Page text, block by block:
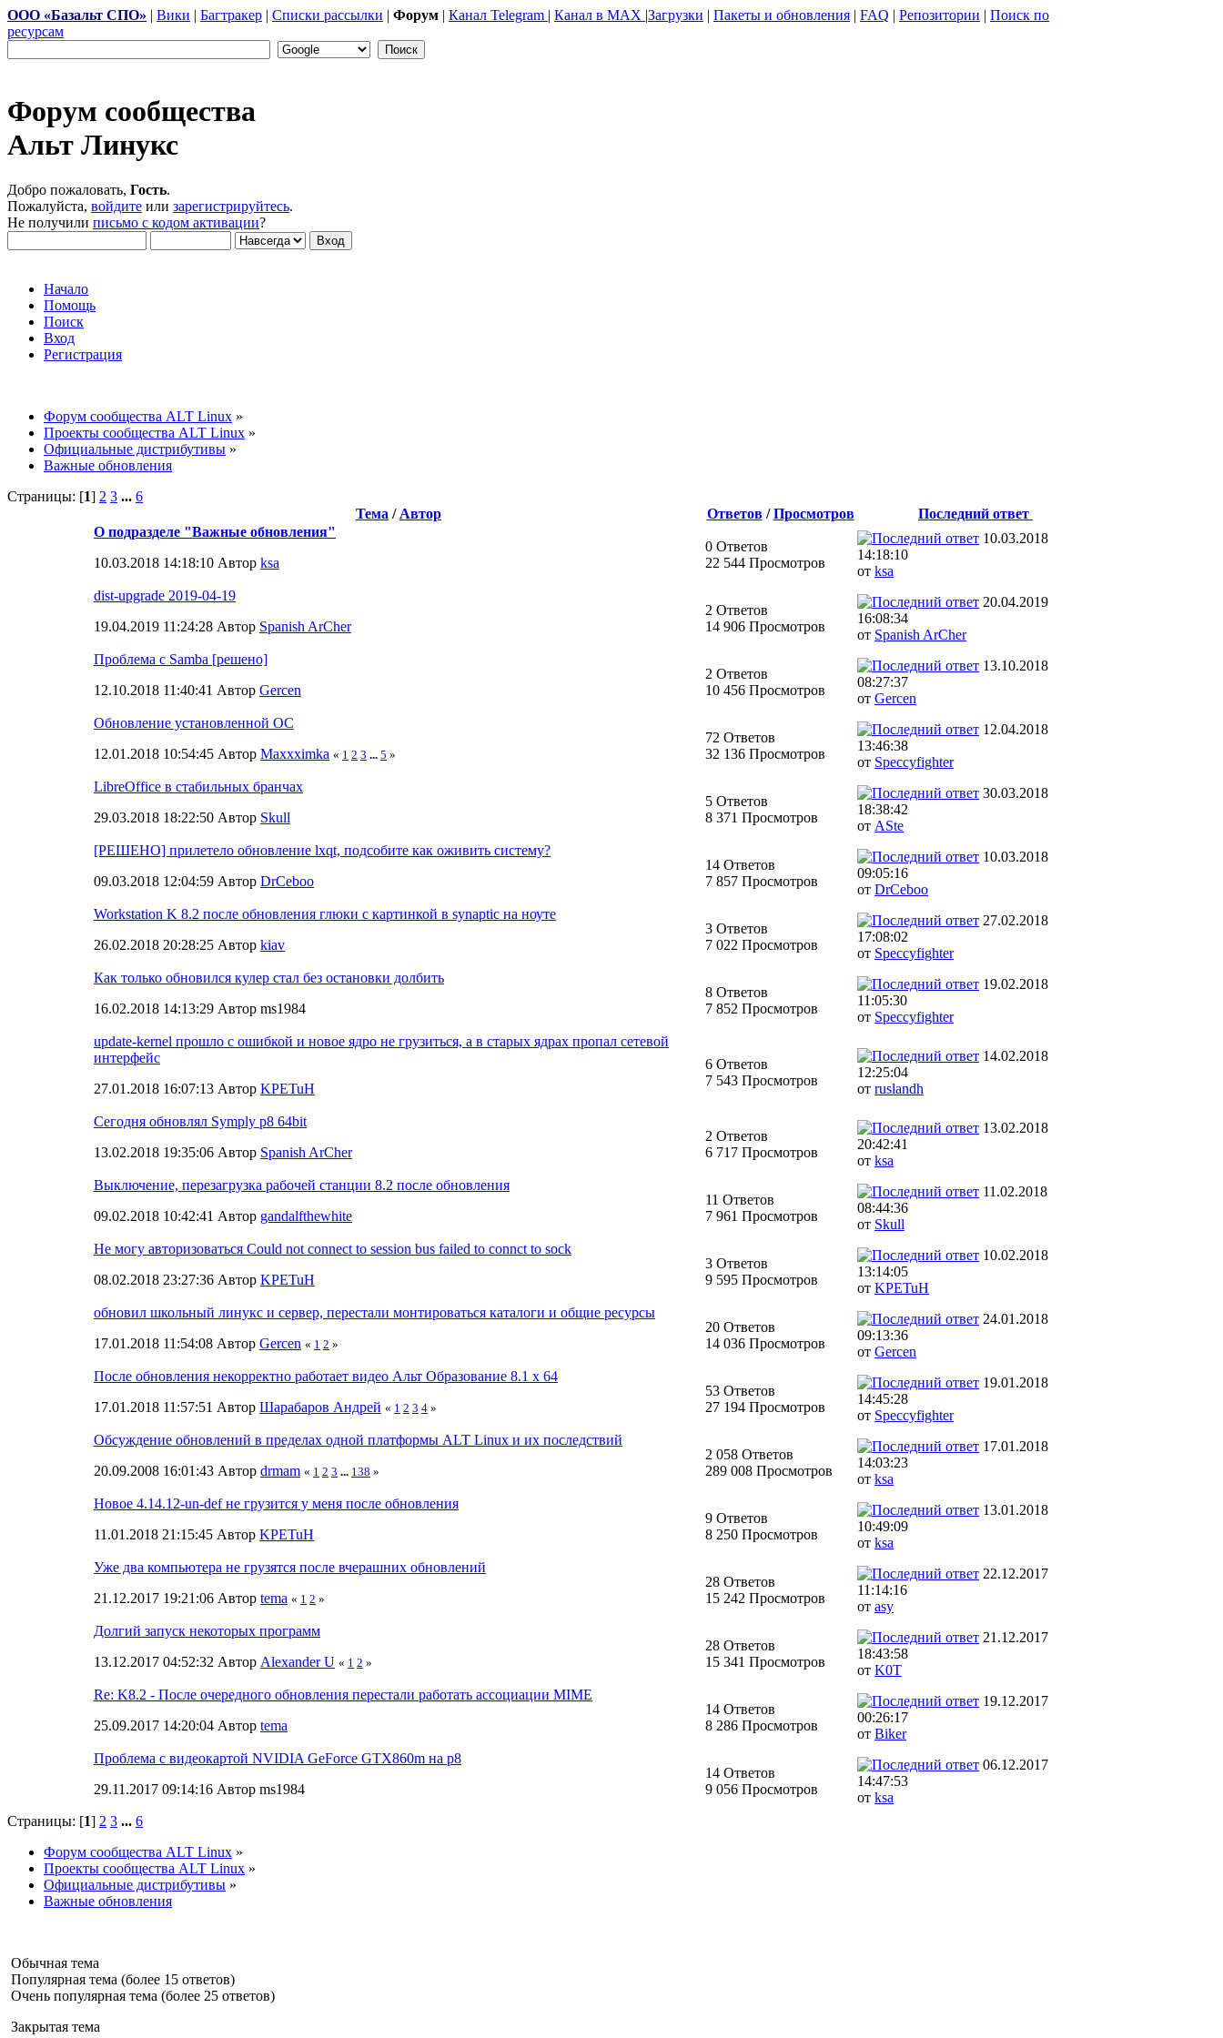
ООО «Базальт СПО» | Вики | Багтракер | Списки рассылки | Форум | Канал Telegram | Канал в MAX |Загрузки | Пакеты и обновления | FAQ | Репозитории | Поиск по
ресурсам
Форум сообщества
Альт Линукс
Добро пожаловать, Гость.
Пожалуйста, войдите или зарегистрируйтесь.
Не получили письмо с кодом активации?
Начало
Помощь
Поиск
Вход
Регистрация
Форум сообщества ALT Linux »
Проекты сообщества ALT Linux »
Официальные дистрибутивы »
Важные обновления
Страницы: [1] 2 3 ... 6
Тема / Автор Ответов/Просмотров
Последний ответ
О подразделе "Важные обновления"
10.03.2018 14:18:10 Автор ksa
0 Ответов
22 544 Просмотров
10.03.2018
14:18:10
от ksa
dist-upgrade 2019-04-19
19.04.2019 11:24:28 Автор Spanish ArCher
2 Ответов
14 906 Просмотров
20.04.2019
16:08:34
от Spanish ArCher
Проблема с Samba [решено]
12.10.2018 11:40:41 Автор Gercen
2 Ответов
10 456 Просмотров
13.10.2018
08:27:37
от Gercen
Обновление установленной ОС
12.01.2018 10:54:45 Автор Maxxximka « 1 2 3 ... 5 »
72 Ответов
32 136 Просмотров
12.04.2018
13:46:38
от Speccyfighter
LibreOffice в стабильных бранчах
29.03.2018 18:22:50 Автор Skull
5 Ответов
8 371 Просмотров
30.03.2018
18:38:42
от ASte
[РЕШЕНО] прилетело обновление lxqt, подсобите как оживить систему?
09.03.2018 12:04:59 Автор DrCeboo
14 Ответов
7 857 Просмотров
10.03.2018
09:05:16
от DrCeboo
Workstation K 8.2 после обновления глюки с картинкой в synaptic на ноуте
26.02.2018 20:28:25 Автор kiav
3 Ответов
7 022 Просмотров
27.02.2018
17:08:02
от Speccyfighter
Как только обновился кулер стал без остановки долбить
16.02.2018 14:13:29 Автор ms1984
8 Ответов
7 852 Просмотров
19.02.2018
11:05:30
от Speccyfighter
update-kernel прошло с ошибкой и новое ядро не грузиться, а в старых ядрах пропал сетевой
интерфейс
27.01.2018 16:07:13 Автор KPETuH
6 Ответов
7 543 Просмотров
14.02.2018
12:25:04
от ruslandh
Сегодня обновлял Symply p8 64bit
13.02.2018 19:35:06 Автор Spanish ArCher
2 Ответов
6 717 Просмотров
13.02.2018
20:42:41
от ksa
Выключение, перезагрузка рабочей станции 8.2 после обновления
09.02.2018 10:42:41 Автор gandalfthewhite
11 Ответов
7 961 Просмотров
11.02.2018
08:44:36
от Skull
Не могу авторизоваться Сould not connect to session bus failed to connct to sock
08.02.2018 23:27:36 Автор KPETuH
3 Ответов
9 595 Просмотров
10.02.2018
13:14:05
от KPETuH
обновил школьный линукс и сервер, перестали монтироваться каталоги и общие ресурсы
17.01.2018 11:54:08 Автор Gercen « 1 2 »
20 Ответов
14 036 Просмотров
24.01.2018
09:13:36
от Gercen
После обновления некорректно работает видео Альт Образование 8.1 х 64
17.01.2018 11:57:51 Автор Шарабаров Андрей « 1 2 3 4 »
53 Ответов
27 194 Просмотров
19.01.2018
14:45:28
от Speccyfighter
Обсуждение обновлений в пределах одной платформы ALT Linux и их последствий
20.09.2008 16:01:43 Автор drmam « 1 2 3 ... 138 »
2 058 Ответов
289 008 Просмотров
17.01.2018
14:03:23
от ksa
Новое 4.14.12-un-def не грузится у меня после обновления
11.01.2018 21:15:45 Автор KPETuH
9 Ответов
8 250 Просмотров
13.01.2018
10:49:09
от ksa
Уже два компьютера не грузятся после вчерашних обновлений
21.12.2017 19:21:06 Автор tema « 1 2 »
28 Ответов
15 242 Просмотров
22.12.2017
11:14:16
от asy
Долгий запуск некоторых программ
13.12.2017 04:52:32 Автор Alexander U « 1 2 »
28 Ответов
15 341 Просмотров
21.12.2017
18:43:58
от K0T
Re: K8.2 - После очередного обновления перестали работать ассоциации MIME
25.09.2017 14:20:04 Автор tema
14 Ответов
8 286 Просмотров
19.12.2017
00:26:17
от Biker
Проблема с видеокартой NVIDIA GeForce GTX860m на p8
29.11.2017 09:14:16 Автор ms1984
14 Ответов
9 056 Просмотров
06.12.2017
14:47:53
от ksa
Страницы: [1] 2 3 ... 6
Форум сообщества ALT Linux »
Проекты сообщества ALT Linux »
Официальные дистрибутивы »
Важные обновления
Обычная тема
Популярная тема (более 15 ответов)
Очень популярная тема (более 25 ответов)
Закрытая тема